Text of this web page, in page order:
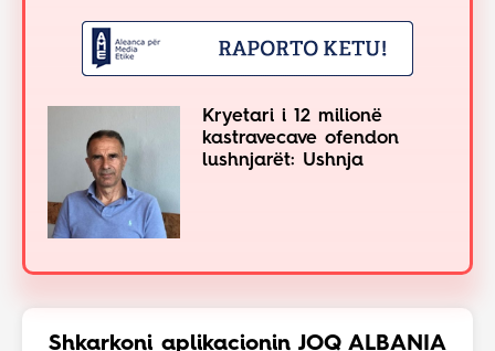
Kryetari i 12 milionë
kastravecave ofendon
lushnjarët: Ushnja
Shkarkoni aplikacionin JOQ ALBANIA